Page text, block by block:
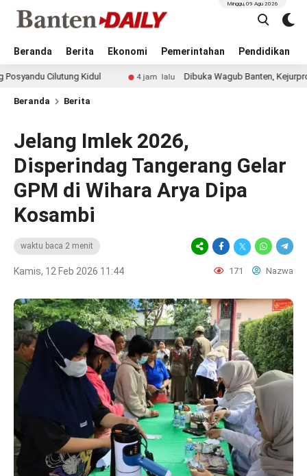
Beranda Berita Ekonomi Pemerintahan Pendidikan
Minggu, 09 Agu 2026
Cilutung Kidul 4 jam lalu Dibuka Wagub Banten, Kejurprov Catur
Beranda Berita
Jelang Imlek 2026,
Disperindag Tangerang Gelar
GPM di Wihara Arya Dipa
Kosambi
waktu baca 2 menit
Kamis, 12 Feb 2026 11:44 171 Nazwa